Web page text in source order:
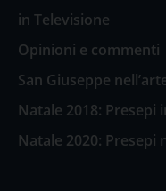
in Televisione
Opinioni e commenti
San Giuseppe
Natale 2018: Presepi
Natale 2020: Presepi